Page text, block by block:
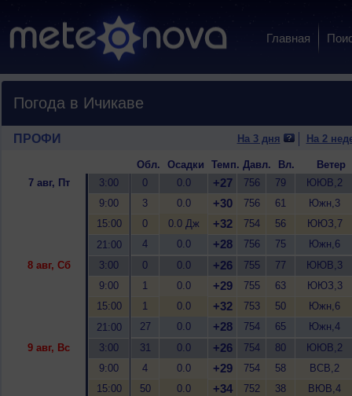
Главная
Погода в Ичикаве
ПРОФИ На 3 дня На 2
Обл. Осадки Темп. Давл. Вл.
Ветер
7 авг, Пт
3:00 0 0.0 +27 756 79
ЮЮВ,2
9:00
3 0.0 +30 756 61
Южн,3
15:00
0 0.0 Дж +32 754 56
ЮЮЗ,7
21:00
4 0.0 +28 756 75
Южн,6
8 авг, Сб
3:00 0 0.0 +26 755 77
ЮЮВ,3
9:00
1 0.0 +29 755 63
ЮЮЗ,3
15:00
1 0.0 +32 753 50
Южн,6
21:00
27 0.0 +28 754 65
Южн,4
9 авг, Вс
3:00 31 0.0 +26 754 80
ЮЮВ,2
9:00
4 0.0 +29 754 58
ВСВ,2
15:00
50 0.0 +34 752 38
ВЮВ,4